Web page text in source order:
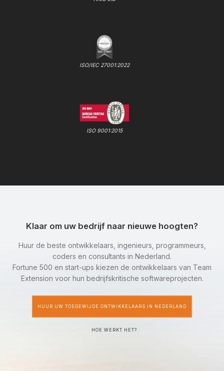
ISO/IEC 27001:2022
ISO 9001:2015
Klaar om uw bedrijf naar nieuwe hoogten?
Huur de beste ontwikkelaars, ingenieurs, programmeurs,
coders en consultants in Nederland.
Fortune 500 en start-ups kiezen de ontwikkelaars van Team
Extension voor hun bedrijfskritische softwareprojecten.
HUUR UW TOEGEWIJDE ONTWIKKELAARS IN NEDERLAND
HOE WERKT HET?